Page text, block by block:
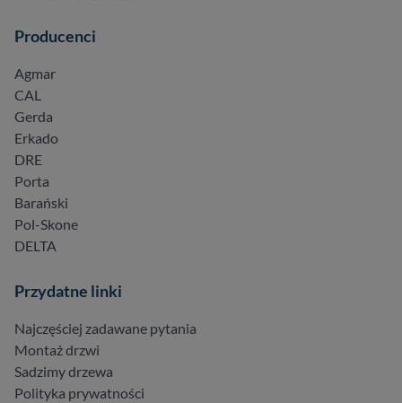
Producenci
Agmar
CAL
Gerda
Erkado
DRE
Porta
Barański
Pol-Skone
DELTA
Przydatne linki
Najczęściej zadawane pytania
Montaż drzwi
Sadzimy drzewa
Polityka prywatności